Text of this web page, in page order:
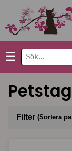
☰
Filter (Sortera